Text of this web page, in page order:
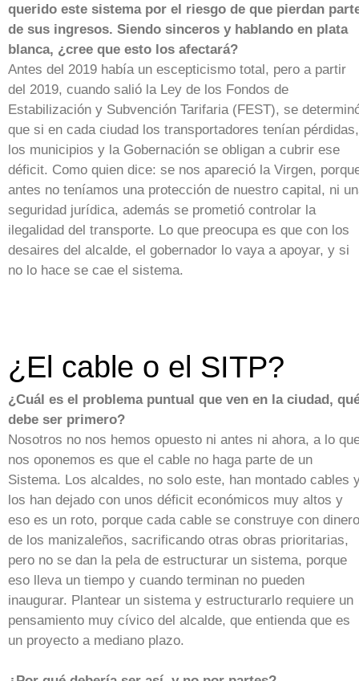
querido este sistema por el riesgo de que pierdan
de sus ingresos. Siendo sinceros y hablando en plata
blanca, ¿cree que esto los afectará?
Antes del 2019 había un escepticismo total, pero a partir
del 2019, cuando salió la Ley de los Fondos de
Estabilización y Subvención Tarifaria (FEST), se
que si en cada ciudad los transportadores tenían pérdidas,
los municipios y la Gobernación se obligan a cubrir ese
déficit. Como quien dice: se nos apareció la Virgen,
antes no teníamos una protección de nuestro capital, ni
seguridad jurídica, además se prometió controlar la
ilegalidad del transporte. Lo que preocupa es que con los
desaires del alcalde, el gobernador lo vaya a apoyar, y si
no lo hace se cae el sistema.
¿El cable o el SITP?
¿Cuál es el problema puntual que ven en la ciudad,
debe ser primero?
Nosotros no nos hemos opuesto ni antes ni ahora, a lo
nos oponemos es que el cable no haga parte de un
Sistema. Los alcaldes, no solo este, han montado cables
los han dejado con unos déficit económicos muy altos y
eso es un roto, porque cada cable se construye con dinero
de los manizaleños, sacrificando otras obras prioritarias,
pero no se dan la pela de estructurar un sistema, porque
eso lleva un tiempo y cuando terminan no pueden
inaugurar. Plantear un sistema y estructurarlo requiere un
pensamiento muy cívico del alcalde, que entienda que es
un proyecto a mediano plazo.